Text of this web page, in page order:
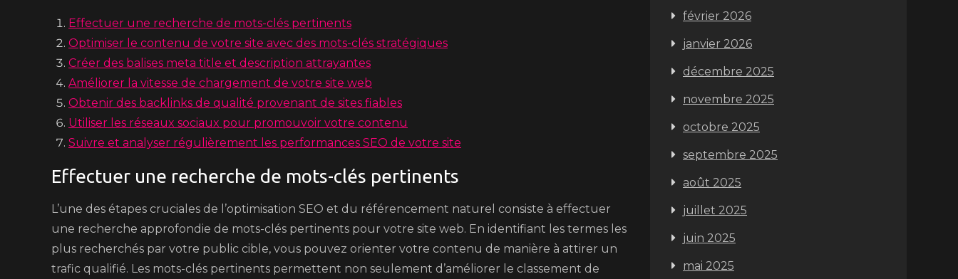
Effectuer une recherche de mots-clés pertinents
Optimiser le contenu de votre site avec des mots-clés stratégiques
Créer des balises meta title et description attrayantes
Améliorer la vitesse de chargement de votre site web
Obtenir des backlinks de qualité provenant de sites fiables
Utiliser les réseaux sociaux pour promouvoir votre contenu
Suivre et analyser régulièrement les performances SEO de votre site
Effectuer une recherche de mots-clés pertinents
L’une des étapes cruciales de l’optimisation SEO et du référencement naturel consiste à effectuer
une recherche approfondie de mots-clés pertinents pour votre site web. En identifiant les termes les
plus recherchés par votre public cible, vous pouvez orienter votre contenu de manière à attirer un
trafic qualifié. Les mots-clés pertinents permettent non seulement d’améliorer le classement de
février 2026
janvier 2026
décembre 2025
novembre 2025
octobre 2025
septembre 2025
août 2025
juillet 2025
juin 2025
mai 2025